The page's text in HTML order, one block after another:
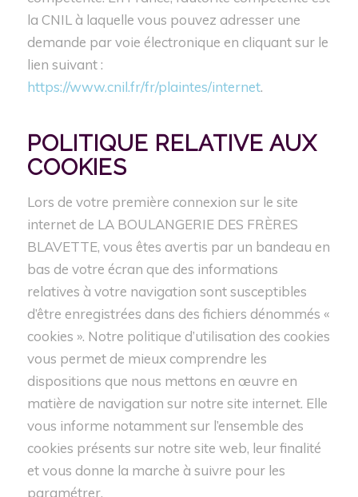
la CNIL à laquelle vous pouvez adresser une
demande par voie électronique en cliquant sur le
lien suivant :
https://www.cnil.fr/fr/plaintes/internet.
POLITIQUE RELATIVE AUX
COOKIES
Lors de votre première connexion sur le site
internet de LA BOULANGERIE DES FRÈRES
BLAVETTE, vous êtes avertis par un bandeau en
bas de votre écran que des informations
relatives à votre navigation sont susceptibles
d’être enregistrées dans des fichiers dénommés «
cookies ». Notre politique d’utilisation des cookies
vous permet de mieux comprendre les
dispositions que nous mettons en œuvre en
matière de navigation sur notre site internet. Elle
vous informe notamment sur l’ensemble des
cookies présents sur notre site web, leur finalité
et vous donne la marche à suivre pour les
paramétrer.